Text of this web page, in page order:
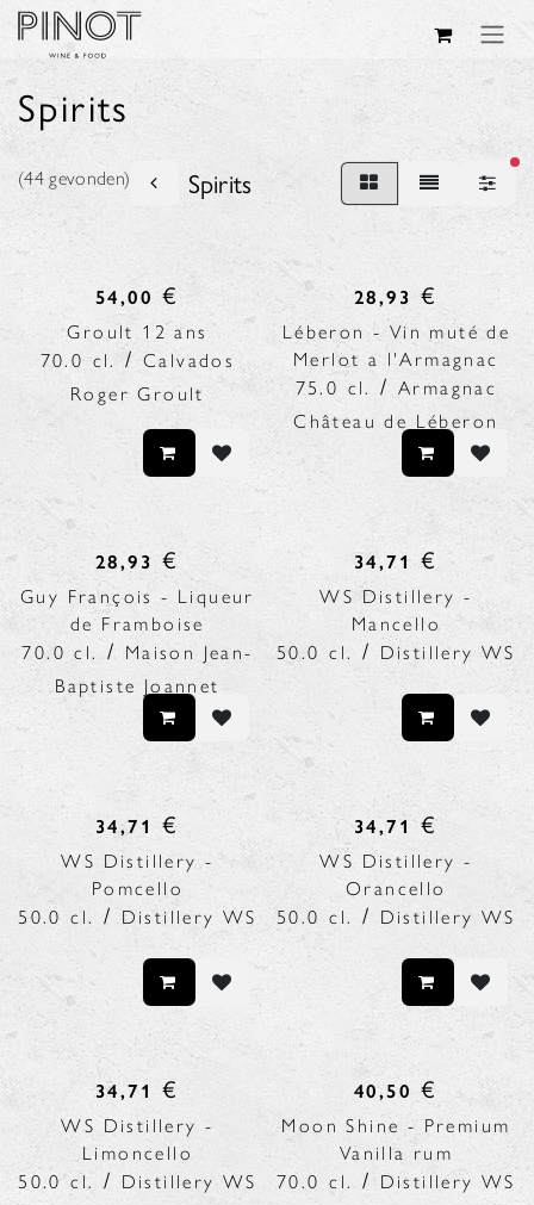
Overslaan naar inhoud
Spirits
(44 gevonden) Spirits
54,00 €
Groult 12 ans
70.0 cl. /Calvados
Roger Groult
28,93 €
Léberon - Vin muté de
Merlot a l'Armagnac
75.0 cl. /Armagnac
Château de Léberon
28,93 €
Guy François - Liqueur
de Framboise
70.0 cl. / Maison Jean-
Baptiste Joannet
34,71 €
WS Distillery -
Mancello
50.0 cl. / Distillery WS
34,71 €
WS Distillery -
Pomcello
50.0 cl. / Distillery WS
34,71 €
WS Distillery -
Orancello
50.0 cl. / Distillery WS
34,71 €
WS Distillery -
Limoncello
50.0 cl. / Distillery WS
40,50 €
Moon Shine - Premium
Vanilla rum
70.0 cl. / Distillery WS